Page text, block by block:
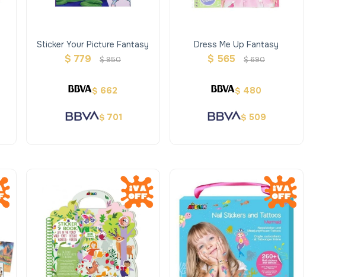
Sticker Your Picture Fantasy
$ 779 $950
$ 662
$ 701
Dress Me Up Fantasy
$ 565 $690
$ 480
$ 509